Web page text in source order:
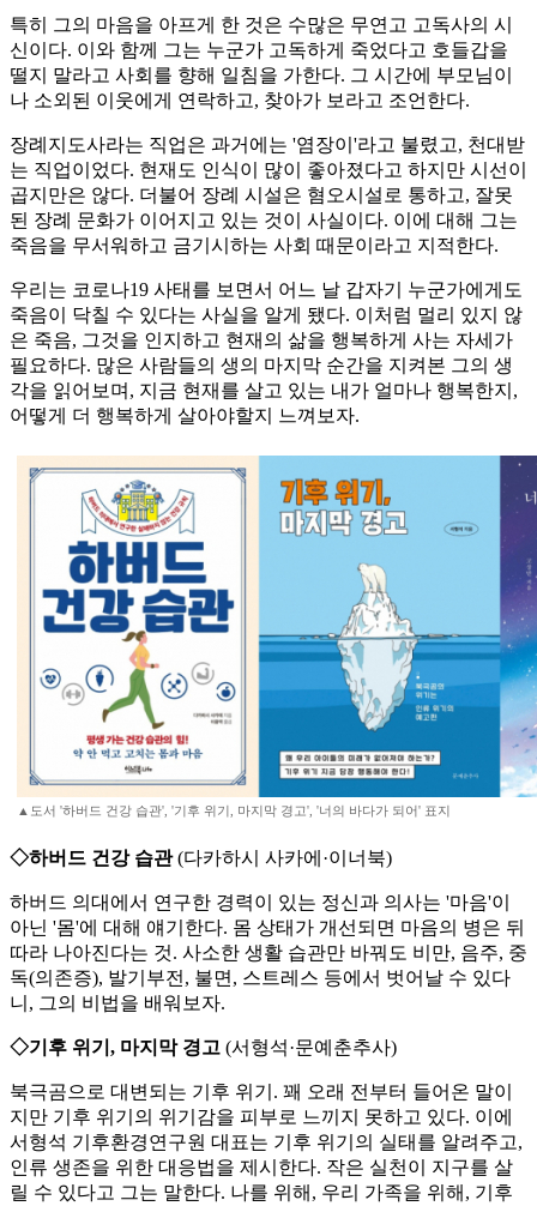
특히 그의 마음을 아프게 한 것은 수많은 무연고 고독사의 시
신이다. 이와 함께 그는 누군가 고독하게 죽었다고 호들갑을
떨지 말라고 사회를 향해 일침을 가한다. 그 시간에 부모님이
나 소외된 이웃에게 연락하고, 찾아가 보라고 조언한다.
장례지도사라는 직업은 과거에는 '염장이'라고 불렸고, 천대받
는 직업이었다. 현재도 인식이 많이 좋아졌다고 하지만 시선이
곱지만은 않다. 더불어 장례 시설은 혐오시설로 통하고, 잘못
된 장례 문화가 이어지고 있는 것이 사실이다. 이에 대해 그는
죽음을 무서워하고 금기시하는 사회 때문이라고 지적한다.
우리는 코로나19 사태를 보면서 어느 날 갑자기 누군가에게도
죽음이 닥칠 수 있다는 사실을 알게 됐다. 이처럼 멀리 있지 않
은 죽음, 그것을 인지하고 현재의 삶을 행복하게 사는 자세가
필요하다. 많은 사람들의 생의 마지막 순간을 지켜본 그의 생
각을 읽어보며, 지금 현재를 살고 있는 내가 얼마나 행복한지,
어떻게 더 행복하게 살아야할지 느껴보자.
▲도서 '하버드 건강 습관', '기후 위기, 마지막 경고', '너의 바다가 되어' 표지
◇하버드 건강 습관(다카하시 사카에·이너북)
하버드 의대에서 연구한 경력이 있는 정신과 의사는 '마음'이
아닌 '몸'에 대해 얘기한다. 몸 상태가 개선되면 마음의 병은 뒤
따라 나아진다는 것. 사소한 생활 습관만 바꿔도 비만, 음주, 중
독(의존증), 발기부전, 불면, 스트레스 등에서 벗어날 수 있다
니, 그의 비법을 배워보자.
◇기후 위기, 마지막 경고 (서형석·문예춘추사)
북극곰으로 대변되는 기후 위기. 꽤 오래 전부터 들어온 말이
지만 기후 위기의 위기감을 피부로 느끼지 못하고 있다. 이에
서형석 기후환경연구원 대표는 기후 위기의 실태를 알려주고,
인류 생존을 위한 대응법을 제시한다. 작은 실천이 지구를 살
릴 수 있다고 그는 말한다. 나를 위해, 우리 가족을 위해, 기후